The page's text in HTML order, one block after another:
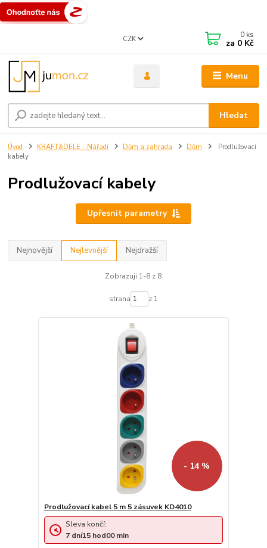
Menu
CZK
Hledat
0 ks
za 0 Kč
Úvod KRAFT&DELE - Nářadí Dům a zahrada Dům
Prodlužovací
kabely
Prodlužovací kabely
Upřesnit parametry
Nejnovější Nejlevnější Nejdražší
Zobrazuji 1-8 z 8
strana z 1
- 14 %
Prodlužovací kabel 5 m 5 zásuvek KD4010
Sleva končí:
7 dní15 hod00min